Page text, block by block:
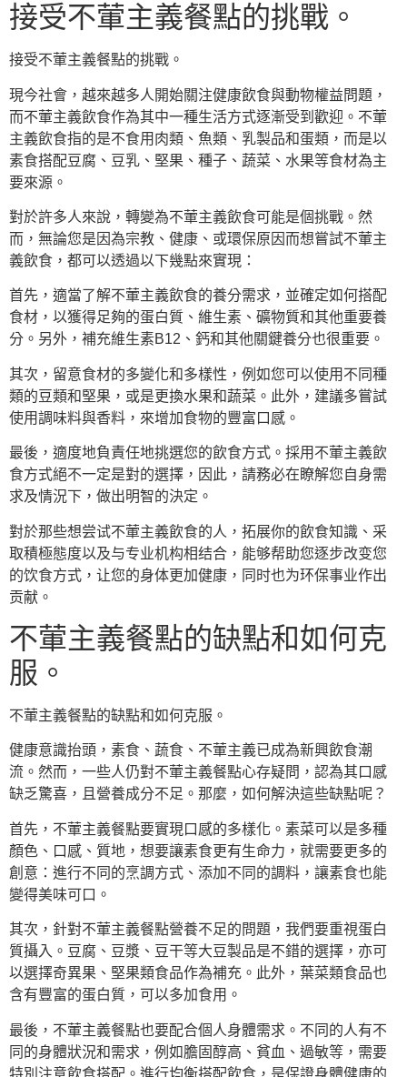
接受不葷主義餐點的挑戰。
接受不葷主義餐點的挑戰。
現今社會，越來越多人開始關注健康飲食與動物權益問題，
而不葷主義飲食作為其中一種生活方式逐漸受到歡迎。不葷
主義飲食指的是不食用肉類、魚類、乳製品和蛋類，而是以
素食搭配豆腐、豆乳、堅果、種子、蔬菜、水果等食材為主
要來源。
對於許多人來說，轉變為不葷主義飲食可能是個挑戰。然
而，無論您是因為宗教、健康、或環保原因而想嘗試不葷主
義飲食，都可以透過以下幾點來實現：
首先，適當了解不葷主義飲食的養分需求，並確定如何搭配
食材，以獲得足夠的蛋白質、維生素、礦物質和其他重要養
分。另外，補充維生素B12、鈣和其他關鍵養分也很重要。
其次，留意食材的多變化和多樣性，例如您可以使用不同種
類的豆類和堅果，或是更換水果和蔬菜。此外，建議多嘗試
使用調味料與香料，來增加食物的豐富口感。
最後，適度地負責任地挑選您的飲食方式。採用不葷主義飲
食方式絕不一定是對的選擇，因此，請務必在瞭解您自身需
求及情況下，做出明智的決定。
對於那些想尝试不葷主義飲食的人，拓展你的飲食知識、采
取積極態度以及与专业机构相结合，能够帮助您逐步改变您
的饮食方式，让您的身体更加健康，同时也为环保事业作出
贡献。
不葷主義餐點的缺點和如何克
服。
不葷主義餐點的缺點和如何克服。
健康意識抬頭，素食、蔬食、不葷主義已成為新興飲食潮
流。然而，一些人仍對不葷主義餐點心存疑問，認為其口感
缺乏驚喜，且營養成分不足。那麼，如何解決這些缺點呢？
首先，不葷主義餐點要實現口感的多樣化。素菜可以是多種
顏色、口感、質地，想要讓素食更有生命力，就需要更多的
創意：進行不同的烹調方式、添加不同的調料，讓素食也能
變得美味可口。
其次，針對不葷主義餐點營養不足的問題，我們要重視蛋白
質攝入。豆腐、豆漿、豆干等大豆製品是不錯的選擇，亦可
以選擇奇異果、堅果類食品作為補充。此外，葉菜類食品也
含有豐富的蛋白質，可以多加食用。
最後，不葷主義餐點也要配合個人身體需求。不同的人有不
同的身體狀況和需求，例如膽固醇高、貧血、過敏等，需要
特別注意飲食搭配。進行均衡搭配飲食，是保證身體健康的